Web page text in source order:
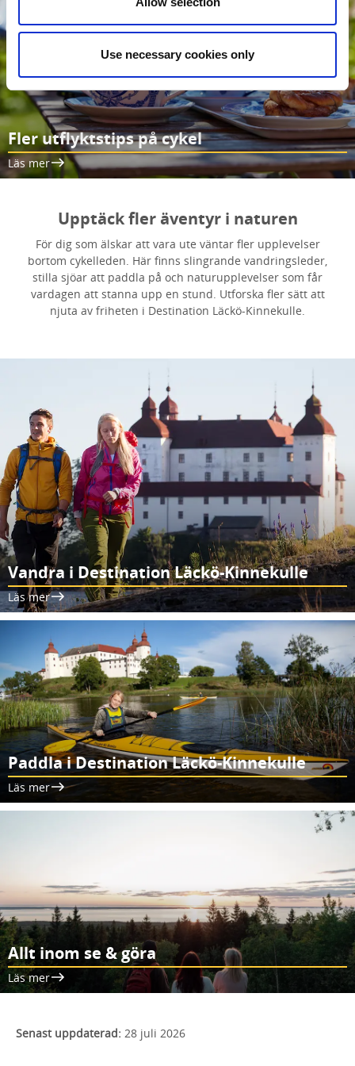
Use necessary cookies only
Fler utflyktstips på cykel
Läs mer
Upptäck fler äventyr i naturen
För dig som älskar att vara ute väntar fler upplevelser
bortom cykelleden. Här finns slingrande vandringsleder,
stilla sjöar att paddla på och naturupplevelser som får
vardagen att stanna upp en stund. Utforska fler sätt att
njuta av friheten i Destination Läckö-Kinnekulle.
Vandra i Destination Läckö-Kinnekulle
Läs mer
Paddla i Destination Läckö-Kinnekulle
Läs mer
Allt inom se & göra
Läs mer
Senast uppdaterad: 28 juli 2026